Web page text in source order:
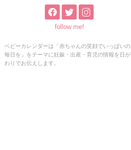
follow me!
ベビーカレンダーは「赤ちゃんの笑顔でいっぱいの
毎日を」をテーマに妊娠・出産・育児の情報を日が
わりでお伝えします。